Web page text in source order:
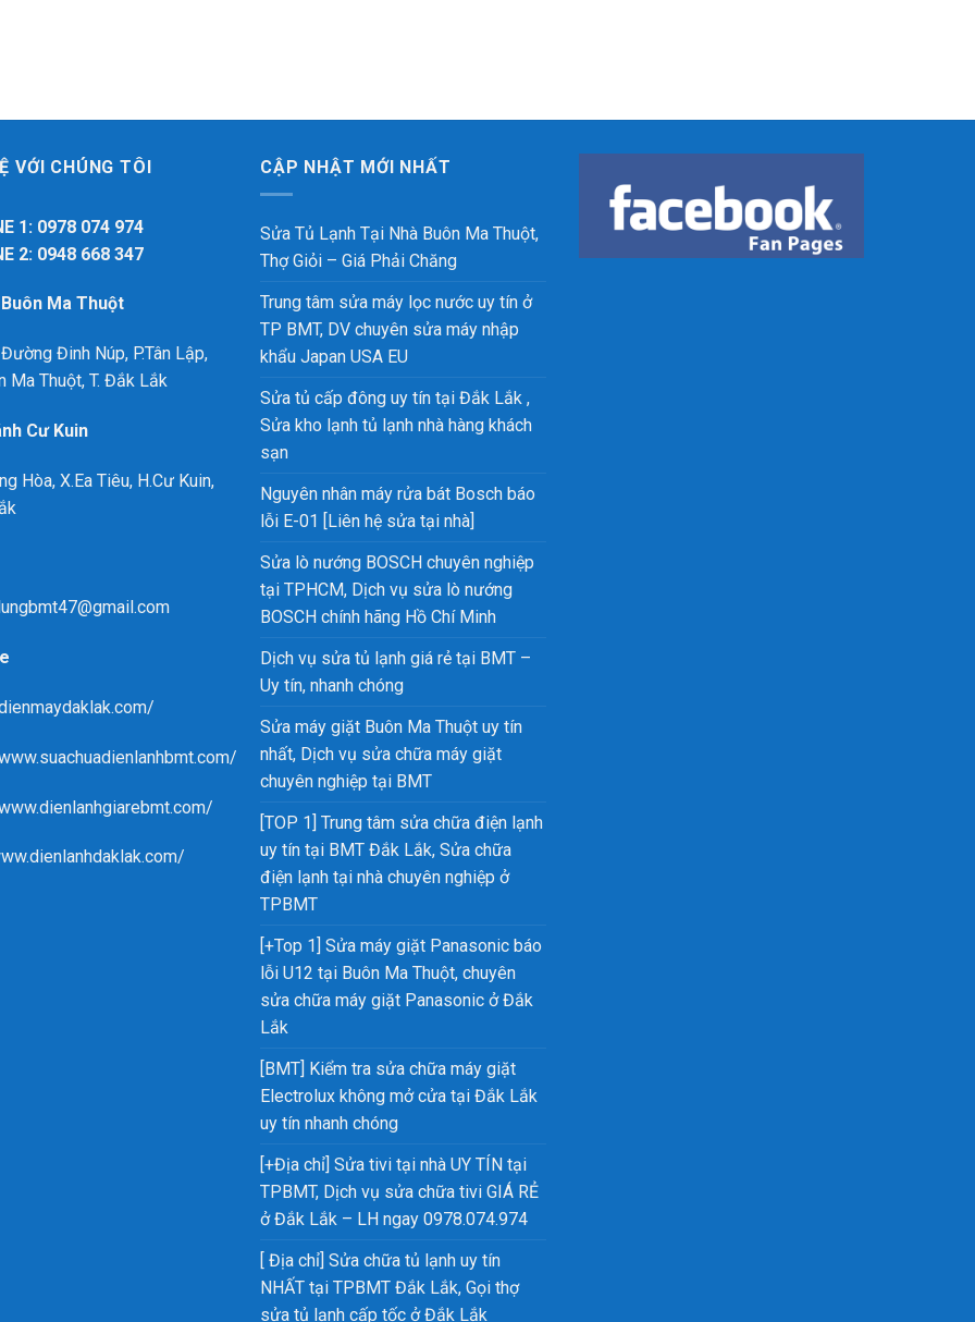
VỚI CHÚNG TÔI
1: 0978 074 974
2: 0948 668 347
Ma Thuột
Đinh Núp, P.Tân Lập,
Ma Thuột, T. Đắk Lắk
Cư Kuin
Hòa, X.Ea Tiêu, H.Cư Kuin,
CẬP NHẬT MỚI NHẤT
Sửa Tủ Lạnh Tại Nhà Buôn Ma Thuột,
Thợ Giỏi – Giá Phải Chăng
Trung tâm sửa máy lọc nước uy tín ở
TP BMT, DV chuyên sửa máy nhập
khẩu Japan USA EU
Sửa tủ cấp đông uy tín tại Đắk Lắk ,
Sửa kho lạnh tủ lạnh nhà hàng khách
sạn
Nguyên nhân máy rửa bát Bosch báo
lỗi E-01 [Liên hệ sửa tại nhà]
Sửa lò nướng BOSCH chuyên nghiệp
tại TPHCM, Dịch vụ sửa lò nướng
BOSCH chính hãng Hồ Chí Minh
Dịch vụ sửa tủ lạnh giá rẻ tại BMT –
Uy tín, nhanh chóng
Sửa máy giặt Buôn Ma Thuột uy tín
nhất, Dịch vụ sửa chữa máy giặt
chuyên nghiệp tại BMT
[TOP 1] Trung tâm sửa chữa điện lạnh
uy tín tại BMT Đắk Lắk, Sửa chữa
điện lạnh tại nhà chuyên nghiệp ở
TPBMT
[+Top 1] Sửa máy giặt Panasonic báo
lỗi U12 tại Buôn Ma Thuột, chuyên
sửa chữa máy giặt Panasonic ở Đắk
Lắk
[BMT] Kiểm tra sửa chữa máy giặt
Electrolux không mở cửa tại Đắk Lắk
uy tín nhanh chóng
[+Địa chỉ] Sửa tivi tại nhà UY TÍN tại
TPBMT, Dịch vụ sửa chữa tivi GIÁ RẺ
ở Đắk Lắk – LH ngay 0978.074.974
[ Địa chỉ] Sửa chữa tủ lạnh uy tín
NHẤT tại TPBMT Đắk Lắk, Gọi thợ
sửa tủ lạnh cấp tốc ở Đắk Lắk